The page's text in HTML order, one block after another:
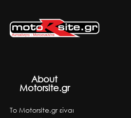
About
Motorsite.gr
Το Motorsite.gr είναι